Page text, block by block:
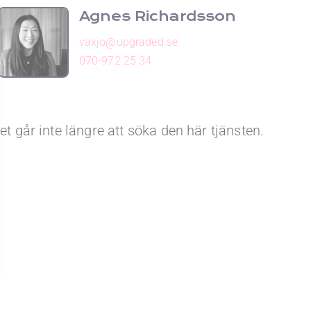
Agnes Richardsson
vaxjo@upgraded.se
070-972 25 34
går inte längre att söka den här tjänsten.